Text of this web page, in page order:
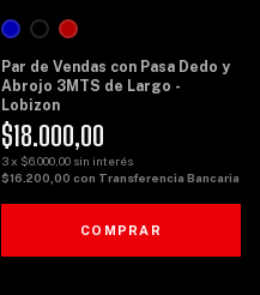
Par de Vendas con Pasa Dedo y
Abrojo 3MTS de Largo -
Lobizon
$18.000,00
3x $6.000,00 sin interés
$16.200,00 con Transferencia Bancaria
COMPRAR